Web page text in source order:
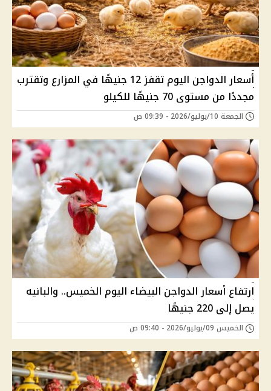
أسعار الدواجن اليوم تقفز 12 جنيهًا في المزارع وتقترب
مجددًا من مستوى 70 جنيهًا للكيلو
الجمعة 10/يوليو/2026 - 09:39 ص
ارتفاع أسعار الدواجن البيضاء اليوم الخميس.. والبانيه
يصل إلى 220 جنيهًا
الخميس 09/يوليو/2026 - 09:40 ص